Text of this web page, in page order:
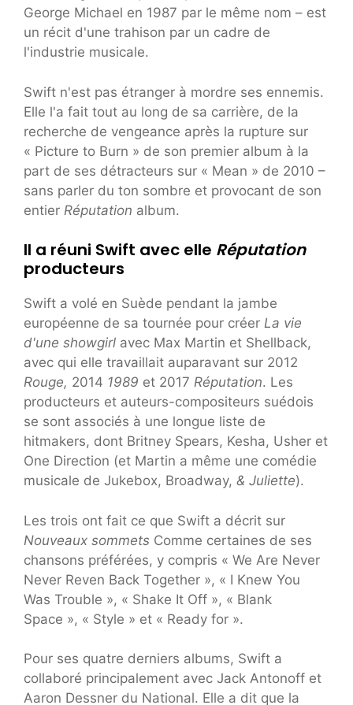
George Michael en 1987 par le même nom – est
un récit d'une trahison par un cadre de
l'industrie musicale.
Swift n'est pas étranger à mordre ses ennemis.
Elle l'a fait tout au long de sa carrière, de la
recherche de vengeance après la rupture sur
« Picture to Burn » de son premier album à la
part de ses détracteurs sur « Mean » de 2010 –
sans parler du ton sombre et provocant de son
entier Réputation album.
Il a réuni Swift avec elle Réputation
producteurs
Swift a volé en Suède pendant la jambe
européenne de sa tournée pour créer La vie
d'une showgirl avec Max Martin et Shellback,
avec qui elle travaillait auparavant sur 2012
Rouge, 2014 1989 et 2017 Réputation. Les
producteurs et auteurs-compositeurs suédois
se sont associés à une longue liste de
hitmakers, dont Britney Spears, Kesha, Usher et
One Direction (et Martin a même une comédie
musicale de Jukebox, Broadway, & Juliette).
Les trois ont fait ce que Swift a décrit sur
Nouveaux sommets Comme certaines de ses
chansons préférées, y compris « We Are Never
Never Reven Back Together », « I Knew You
Was Trouble », « Shake It Off », « Blank
Space », « Style » et « Ready for ».
Pour ses quatre derniers albums, Swift a
collaboré principalement avec Jack Antonoff et
Aaron Dessner du National. Elle a dit que la